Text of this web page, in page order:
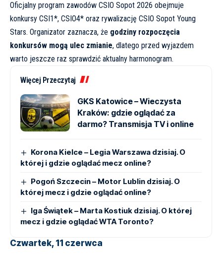
Oficjalny program zawodów CSIO Sopot 2026 obejmuje
konkursy CSI1*, CSIO4* oraz rywalizację CSIO Sopot Young
Stars. Organizator zaznacza, że godziny rozpoczęcia
konkursów mogą ulec zmianie, dlatego przed wyjazdem
warto jeszcze raz sprawdzić aktualny harmonogram.
Więcej Przeczytaj
GKS Katowice – Wieczysta
Kraków: gdzie oglądać za
darmo? Transmisja TV i online
Korona Kielce – Legia Warszawa dzisiaj. O
której i gdzie oglądać mecz online?
Pogoń Szczecin – Motor Lublin dzisiaj. O
której mecz i gdzie oglądać online?
Iga Świątek – Marta Kostiuk dzisiaj. O której
mecz i gdzie oglądać WTA Toronto?
Czwartek, 11 czerwca